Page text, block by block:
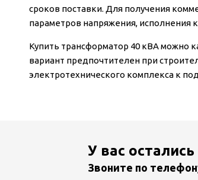
сроков поставки. Для получения
параметров напряжения, исполнения
Купить трансформатор 40 кВА можно
вариант предпочтителен при
электротехнического комплекса к
У вас
Звоните по